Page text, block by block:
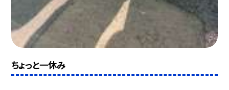
ちょっと一休み